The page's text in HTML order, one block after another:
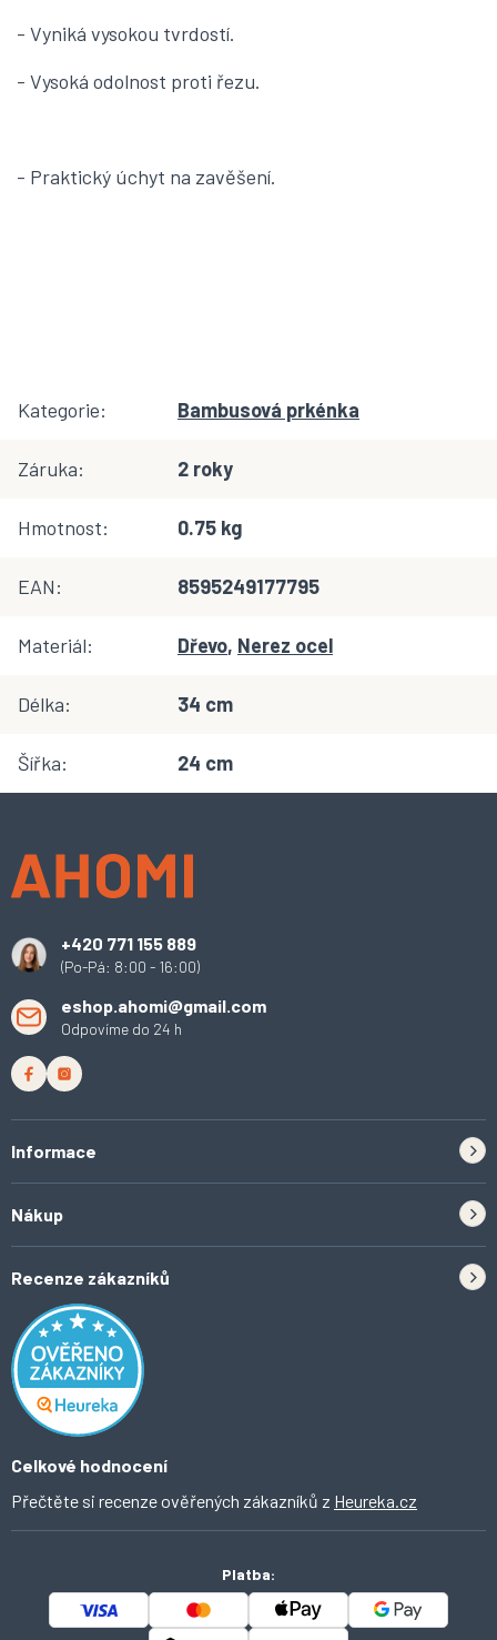
- Vyniká vysokou tvrdostí.
- Vysoká odolnost proti řezu.
- Praktický úchyt na zavěšení.
Kategorie: Bambusová prkénka
Záruka: 2 roky
Hmotnost: 0.75 kg
EAN: 8595249177795
Materiál: Dřevo, Nerez ocel
Délka: 34 cm
Šířka: 24 cm
+420 771 155 889
(Po-Pá: 8:00 - 16:00)
eshop.ahomi@gmail.com
Odpovíme do 24 h
Informace
Tipy do kuchyně
Inspirace a trendy
Domácí vychytávky
O Ahomi
Nákup
Odstoupení od smlouvy
Obchodní podmínky
Ochrana osobních údajů
Recenze zákazníků
Celkové hodnocení
Přečtěte si recenze ověřených zákazníků z Heureka.cz
Platba: